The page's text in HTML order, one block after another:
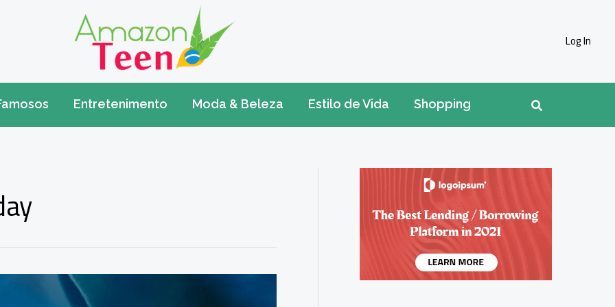
Log In
Entretenimento Moda & Beleza Estilo de Vida Shopping Pesquisar